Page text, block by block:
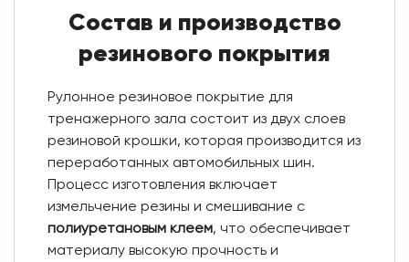
Состав и производство
резинового покрытия
Рулонное резиновое покрытие для
тренажерного зала состоит из двух слоев
резиновой крошки, которая производится из
переработанных автомобильных шин.
Процесс изготовления включает
измельчение резины и смешивание с
полиуретановым клеем, что обеспечивает
материалу высокую прочность и